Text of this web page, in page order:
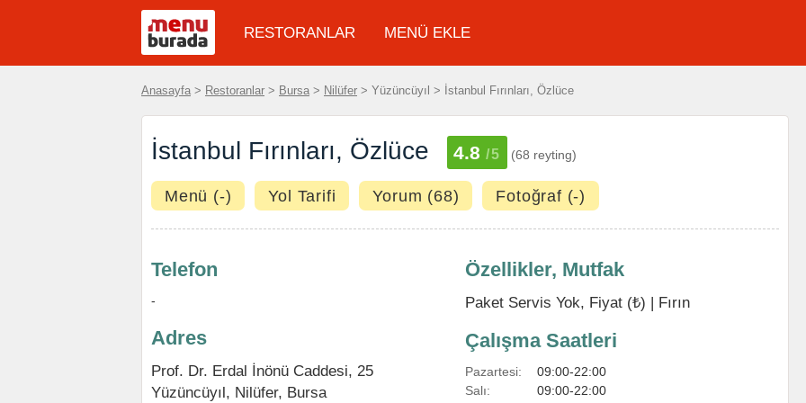
RESTORANLAR MENÜ EKLE
Anasayfa > Restoranlar > Bursa > Nilüfer > Yüzüncüyıl > İstanbul Fırınları, Özlüce
İstanbul Fırınları, Özlüce 4.8 /5 (68 reyting)
Menü (-) Yol Tarifi Yorum (68) Fotoğraf (-)
Telefon
-
Adres
Prof. Dr. Erdal İnönü Caddesi, 25
Yüzüncüyıl, Nilüfer, Bursa
Özellikler, Mutfak
Paket Servis Yok, Fiyat (₺) | Fırın
Çalışma Saatleri
Pazartesi:
09:00-22:00
Salı:
09:00-22:00